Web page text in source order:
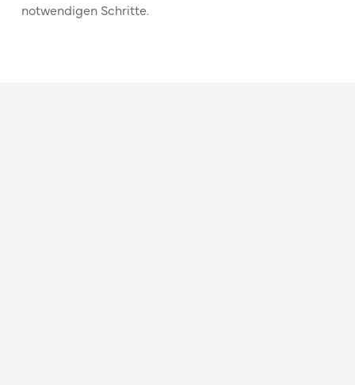
notwendigen Schritte.